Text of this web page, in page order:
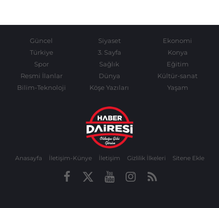
Güncel Siyaset
Ekonomi
Türkiye
3. Sayfa
Konya
Spor
Sağlık
Eğitim
Resmi İlanlar
Dünya
Kültür-sanat
Bilim-Teknoloji
Köşe Yazıları Yaşam
Anasayfa İletişim-Künye İletişim Gizlilik İlkeleri Sitene Ekle